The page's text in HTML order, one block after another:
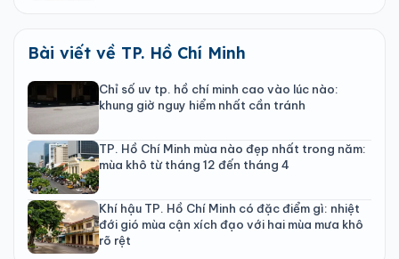
Bài viết về TP. Hồ Chí Minh
Chỉ số uv tp. hồ chí minh cao vào lúc nào:
khung giờ nguy hiểm nhất cần tránh
TP. Hồ Chí Minh mùa nào đẹp nhất trong năm:
mùa khô từ tháng 12 đến tháng 4
Khí hậu TP. Hồ Chí Minh có đặc điểm gì: nhiệt
đới gió mùa cận xích đạo với hai mùa mưa khô
rõ rệt